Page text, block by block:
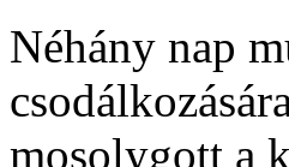
Néhány nap
mosolygott a